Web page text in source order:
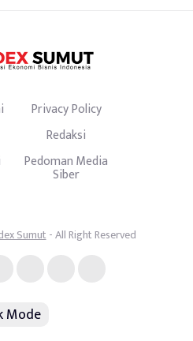
Privacy Policy
Redaksi
Pedoman Media
Siber
Sumut- All Right Reserved
Mode